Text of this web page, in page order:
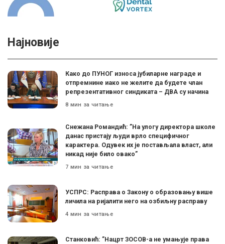
Најновије
Како до ПУНОГ износа јубиларне награде и
отпремнине иако не желите да будете члан
репрезентативног синдиката – ДВА су начина
8 мин за читање
Снежана Романдић: ”На улогу директора школе
данас пристају људи врло специфичног
карактера. Одувек их је постављала власт, али
никад није било овако”
7 мин за читање
УСПРС: Расправа о Закону о образовању више
личила на ријалити него на озбиљну расправу
4 мин за читање
Станковић: ”Нацрт ЗОСОВ-а не умањује права